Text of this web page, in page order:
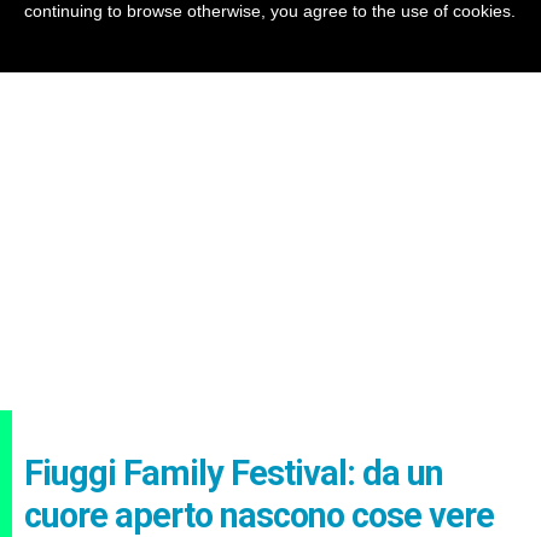
Fiuggi Family Festival: da un
cuore aperto nascono cose vere
continuing to browse otherwise, you agree to the use of cookies.